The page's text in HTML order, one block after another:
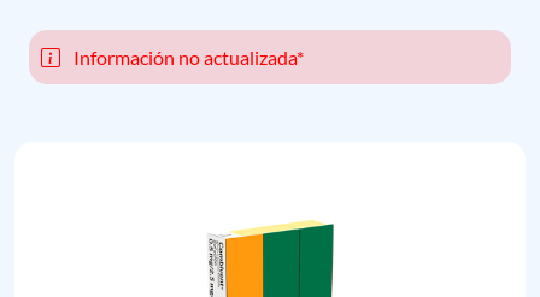
Información no actualizada*